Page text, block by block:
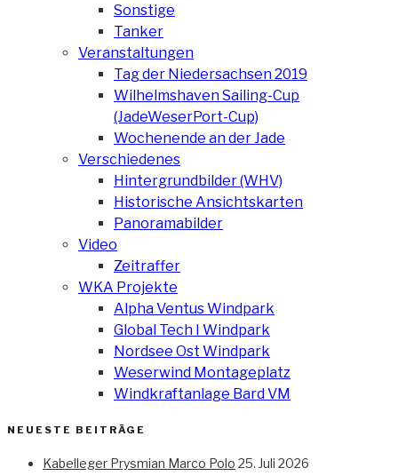
Sonstige
Tanker
Veranstaltungen
Tag der Niedersachsen 2019
Wilhelmshaven Sailing-Cup
(JadeWeserPort-Cup)
Wochenende an der Jade
Verschiedenes
Hintergrundbilder (WHV)
Historische Ansichtskarten
Panoramabilder
Video
Zeitraffer
WKA Projekte
Alpha Ventus Windpark
Global Tech I Windpark
Nordsee Ost Windpark
Weserwind Montageplatz
Windkraftanlage Bard VM
NEUESTE BEITRÄGE
Kabelleger Prysmian Marco Polo 25. Juli 2026